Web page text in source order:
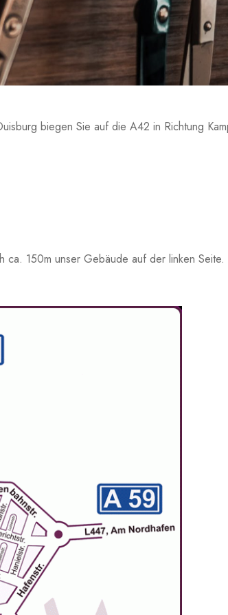
biegen Sie auf die A42 in Richtung
ca. 150m unser Gebäude auf der linken Seite.